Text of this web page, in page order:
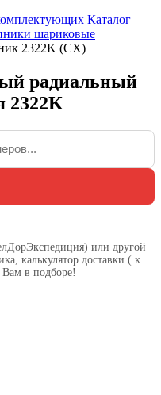
Каталог
шариковые
2322K (CX)
радиальный
2322K
или другой
калькулятор доставки ( к
в подборе!